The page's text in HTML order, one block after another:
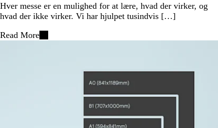
Hver messe er en mulighed for at lære, hvad der virker, og
hvad der ikke virker. Vi har hjulpet tusindvis […]
Read More